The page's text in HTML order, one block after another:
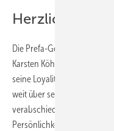
Herzlichen
Die Prefa-Geschäftsleitung
Karsten Köhler ausdrücklich
seine Loyalität und seinen
weit über seine aktive Zeit
verabschieden wir nicht nur
Persönlichkeit, die Prefa in